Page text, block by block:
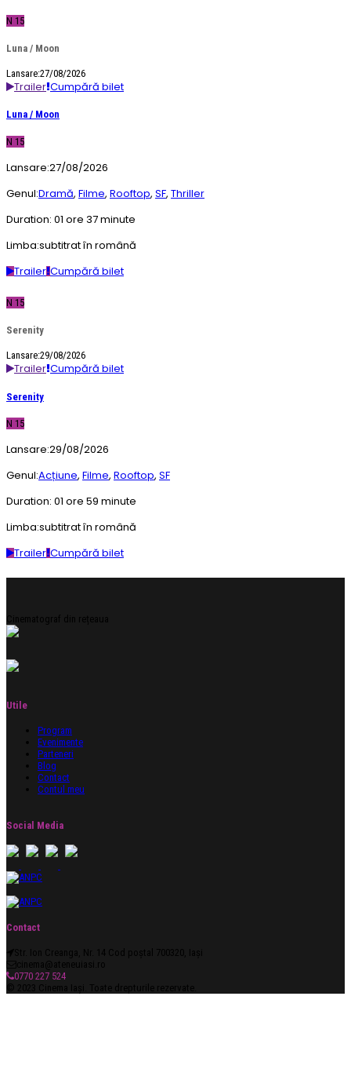
N 15
Luna / Moon
Lansare:27/08/2026
Trailer Cumpără bilet
Luna / Moon
N 15
Lansare:27/08/2026
Genul:Dramă, Filme, Rooftop, SF, Thriller
Duration: 01 ore 37 minute
Limba:subtitrat în română
Trailer Cumpără bilet
N 15
Serenity
Lansare:29/08/2026
Trailer Cumpără bilet
Serenity
N 15
Lansare:29/08/2026
Genul:Acțiune, Filme, Rooftop, SF
Duration: 01 ore 59 minute
Limba:subtitrat în română
Trailer Cumpără bilet
Cinematograf din rețeaua
Utile
Program
Evenimente
Parteneri
Blog
Contact
Contul meu
Social Media
Contact
Str. Ion Creanga, Nr. 14 Cod poștal 700320, Iași
cinema@ateneuiasi.ro
0770 227 524
© 2023 Cinema Iași. Toate drepturile rezervate.